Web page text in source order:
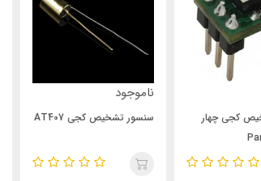
کجی چهار
ناموجود
سنسور تشخیص کجی AT407